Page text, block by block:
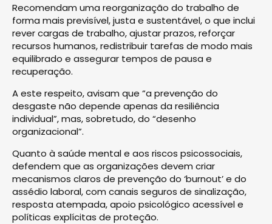
Recomendam uma reorganização do trabalho de
forma mais previsível, justa e sustentável, o que inclui
rever cargas de trabalho, ajustar prazos, reforçar
recursos humanos, redistribuir tarefas de modo mais
equilibrado e assegurar tempos de pausa e
recuperação.
A este respeito, avisam que “a prevenção do
desgaste não depende apenas da resiliência
individual”, mas, sobretudo, do “desenho
organizacional”.
Quanto à saúde mental e aos riscos psicossociais,
defendem que as organizações devem criar
mecanismos claros de prevenção do ‘burnout’ e do
assédio laboral, com canais seguros de sinalização,
resposta atempada, apoio psicológico acessível e
políticas explícitas de proteção.